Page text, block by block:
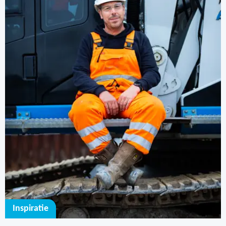
Kent Chemrade alle verschillende
ruimten en afmetingen? Komen er
meerdere scenario’s per product?
Waarin verschilt de tool t.o.v. andere
Is het de verwachting dat de werkvloer
de WIK's kunnen inzien?
Is het al mogelijk de gevaren te vinden
rondom de opslag van lithium-ION
batterijen en dito accu’s? Batterijen zijn
zelf ontbrandend (zouden in klasse 5
moeten vallen) en daarbij ontsnappen
giftige gassen en stoffen.
Zal het in de toekomst mogelijk zijn om
Inspiratie